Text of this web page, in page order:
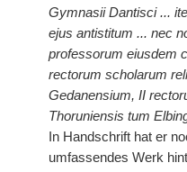
Gymnasii Dantisci ...
ejus antistitum ... nec
professorum eiusdem
rectorum scholarum
Gedanensium, II
Thoruniensis tum
In Handschrift hat er
umfassendes Werk